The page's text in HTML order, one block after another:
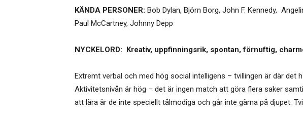
KÄNDA PERSONER: Bob Dylan, Björn Borg, John F. Kennedy,
Paul McCartney, Johnny Depp
NYCKELORD: Kreativ, uppfinningsrik, spontan, förnuftig,
Extremt verbal och med hög social intelligens – tvillingen är där det
Aktivitetsnivån är hög – det är ingen match att göra flera saker
att lära är de inte speciellt tålmodiga och går inte gärna på djupet.